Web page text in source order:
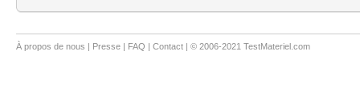
À propos de nous | Presse | FAQ | Contact | © 2006-2021 TestMateriel.com